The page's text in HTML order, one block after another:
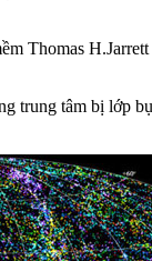
Thomas
trung tâm bị lớp